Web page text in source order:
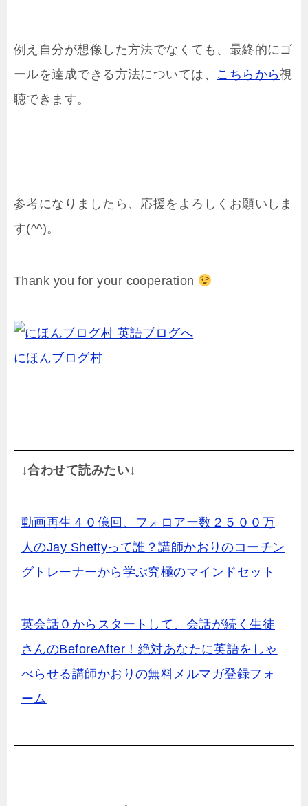
例え自分が想像した方法でなくても、最終的にゴ
ールを達成できる方法については、 こちらから視
聴できます。
参考になりましたら、応援をよろしくお願いしま
す(^^)。
Thank you for your cooperation
にほんブログ村
↓合わせて読みたい↓
動画再生４０億回、フォロアー数２５００万
人のJay Shettyって誰？講師かおりのコーチン
グトレーナーから学ぶ究極のマインドセット
英会話０からスタートして、会話が続く生徒
さんのBeforeAfter！絶対あなたに英語をしゃ
べらせる講師かおりの無料メルマガ登録フォ
ーム